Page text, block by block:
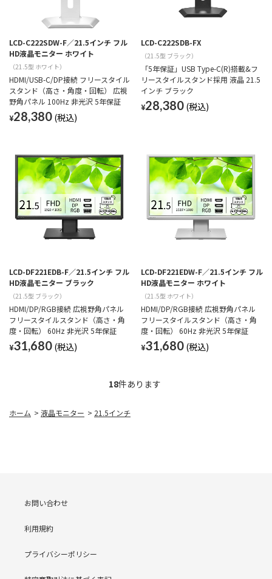
LCD-C222SDW-F／21.5インチ フル
HD液晶モニター ホワイト
（21.5型 ホワイト）
HDMI/USB-C/DP接続 フリースタイル
スタンド（高さ・角度・回転） 広視
野角パネル 100Hz 非光沢 5年保証
¥28,380
LCD-C222SDB-FX
（21.5型 ブラック）
「5年保証」USB Type-C(R)搭載&フ
リースタイルスタンド採用 液晶 21.5
インチ ブラック
¥28,380
LCD-DF221EDB-F／21.5インチ フル
HD液晶モニター ブラック
（21.5型 ブラック）
HDMI/DP/RGB接続 広視野角パネル
フリースタイルスタンド（高さ・角
度・回転） 60Hz 非光沢 5年保証
¥31,680
LCD-DF221EDW-F／21.5インチ フル
HD液晶モニター ホワイト
（21.5型 ホワイト）
HDMI/DP/RGB接続 広視野角パネル
フリースタイルスタンド（高さ・角
度・回転） 60Hz 非光沢 5年保証
¥31,680
18件あります
ホーム > 液晶モニター > 21.5インチ
お問い合わせ
利用規約
プライバシーポリシー